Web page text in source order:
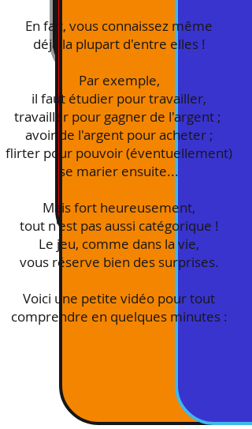
En fait, vous connaissez même
déjà la plupart d'entre elles !
Par exemple,
il faut étudier pour travailler,
travailler pour gagner de l'argent ;
avoir de l'argent pour acheter;
flirter pour pouvoir (éventuellement)
se marier ensuite...
Mais fort heureusement,
tout n'est pas aussi catégorique !
Le jeu, comme dans la vie,
vous réserve bien des surprises.
Voici une petite vidéo pour tout
comprendre en quelques minutes :